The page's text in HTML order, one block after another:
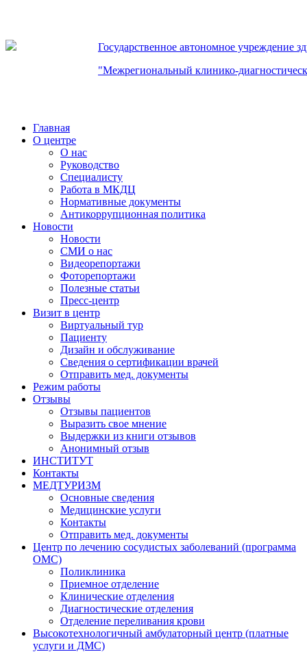
Государственное автономное учреждение
"Межрегиональный клинико-
Главная
О центре
О нас
Руководство
Специалисту
Работа в МКДЦ
Нормативные документы
Антикоррупционная политика
Новости
Новости
СМИ о нас
Видеорепортажи
Фоторепортажи
Полезные статьи
Пресс-центр
Визит в центр
Виртуальный тур
Пациенту
Дизайн и обслуживание
Сведения о сертификации врачей
Отправить мед. документы
Режим работы
Отзывы
Отзывы пациентов
Выразить свое мнение
Выдержки из книги отзывов
Анонимный отзыв
ИНСТИТУТ
Контакты
МЕДТУРИЗМ
Основные сведения
Медицинские услуги
Контакты
Отправить мед. документы
Центр по лечению сосудистых заболеваний (программа
ОМС)
Поликлиника
Приемное отделение
Клинические отделения
Диагностические отделения
Отделение переливания крови
Высокотехнологичный амбулаторный центр (платные
услуги и ДМС)